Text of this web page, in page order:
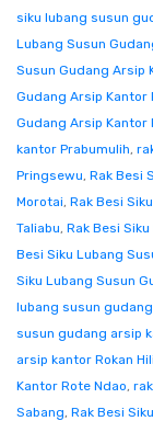
siku lubang susun
Lubang Susun
Susun Gudang Arsip
Gudang Arsip Kantor
Gudang Arsip Kantor
kantor Prabumulih,
Pringsewu, Rak Besi
Morotai, Rak Besi
Taliabu, Rak Besi
Besi Siku Lubang
Siku Lubang Susun
lubang susun
susun gudang arsip
arsip kantor Rokan
Kantor Rote Ndao,
Sabang, Rak Besi